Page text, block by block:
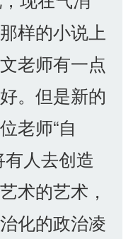
样的小说上
老师有一点
。但是新的
老师“自
人去创造
术的艺术，
化的政治凌